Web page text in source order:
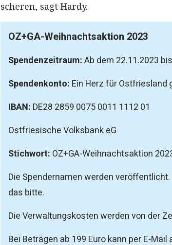
scheren, sagt Hardy.
OZ+GA-Weihnachtsaktion 2023
Spendenzeitraum:Ab dem 22.11.2023
Spendenkonto: Ein Herz für Ostfriesland
IBAN: DE28 2859 0075 0011 1112 01
Ostfriesische Volksbank eG
Stichwort: OZ+GA-Weihnachtsaktion
Die Spendernamen werden
das bitte.
Die Verwaltungskosten werden von der
Bei Beträgen ab 199 Euro kann per E-Mail